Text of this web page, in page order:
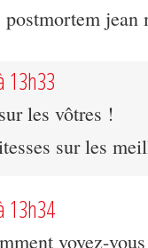
postmortem jean
13h33
les vôtres !
sur les
13h34
voyez-